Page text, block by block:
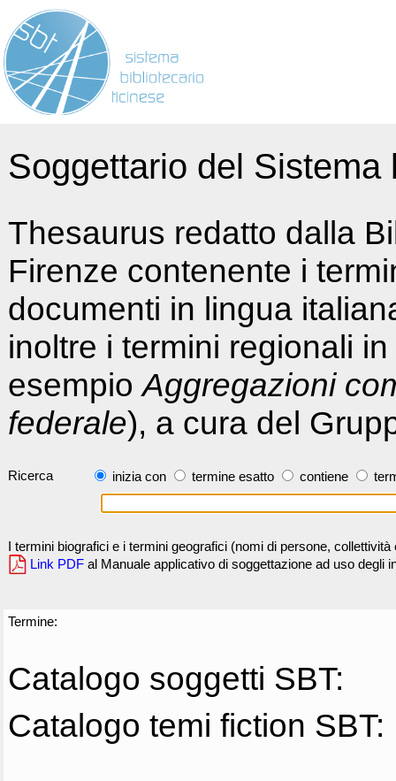
Soggettario del
Thesaurus redatto dalla
Firenze contenente i
documenti in lingua
inoltre i termini regionali
esempioAggregazioni
federale), a cura del
Ricerca inizia con termine esatto contiene
I termini biografici e i termini geografici (nomi di persone,
Link PDF al Manuale applicativo di soggettazione ad uso degli
Termine:
Catalogo soggetti SBT:
Catalogo temi fiction SBT: